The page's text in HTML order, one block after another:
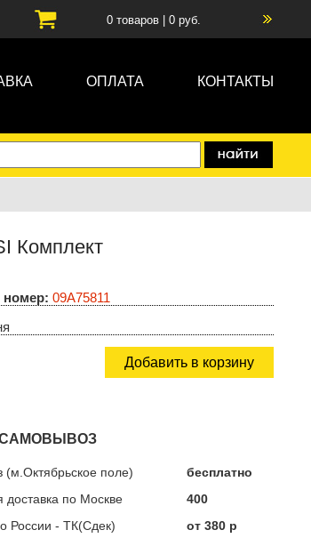
0товаров | 0руб.
ОПЛАТА КОНТАКТЫ
Комплект
09A75811
Добавить в корзину
(м.Октябрьское поле)
бесплатно
доставка по Москве
400
Росcии - ТК(Сдек)
от 380 р